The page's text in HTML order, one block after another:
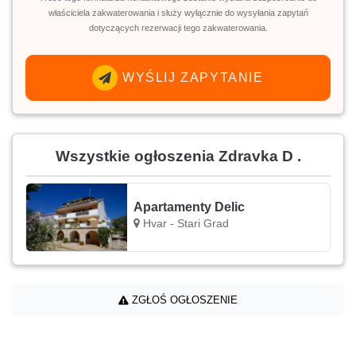
właściciela zakwaterowania i służy wyłącznie do wysyłania zapytań
dotyczących rezerwacji tego zakwaterowania.
WYŚLIJ ZAPYTANIE
Wszystkie ogłoszenia Zdravka D .
Apartamenty Delic
Hvar - Stari Grad
ZGŁOŚ OGŁOSZENIE